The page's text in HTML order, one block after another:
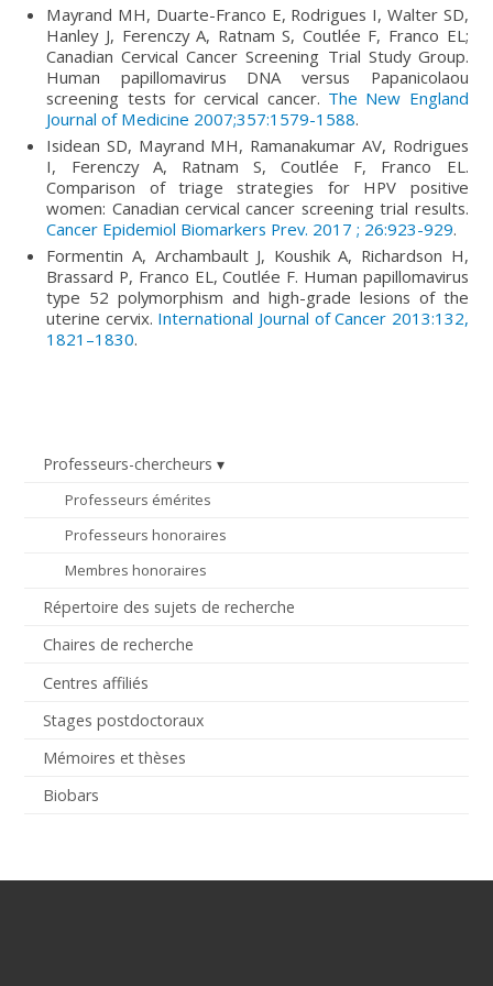
Professeurs-chercheurs
Professeurs émérites
Professeurs honoraires
Membres honoraires
Répertoire des sujets de recherche
Chaires de recherche
Centres affiliés
Stages postdoctoraux
Mémoires et thèses
Biobars
Mayrand MH, Duarte-Franco E, Rodrigues I, Walter SD,
Hanley J, Ferenczy A, Ratnam S, Coutlée F, Franco EL;
Canadian Cervical Cancer Screening Trial Study Group.
Human papillomavirus DNA versus Papanicolaou
screening tests for cervical cancer. The New England
Journal of Medicine 2007;357:1579-1588.
Isidean SD, Mayrand MH, Ramanakumar AV, Rodrigues
I, Ferenczy A, Ratnam S, Coutlée F, Franco EL.
Comparison of triage strategies for HPV positive
women: Canadian cervical cancer screening trial results.
Cancer Epidemiol Biomarkers Prev. 2017 ; 26:923-929.
Formentin A, Archambault J, Koushik A, Richardson H,
Brassard P, Franco EL, Coutlée F. Human papillomavirus
type 52 polymorphism and high-grade lesions of the
uterine cervix. International Journal of Cancer 2013:132,
1821–1830.